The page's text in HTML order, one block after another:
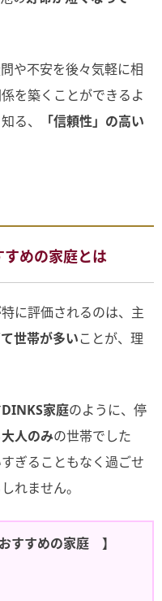
や不安を後々気軽に相
を築くことができるよ
る、
「信頼性」の高い
めの家庭とは
に評価されるのは、主
世帯が多いことが、理
DINKS家庭のように、停
人のみの世帯でした
ぎることもなく過ごせ
れません。
すすめの家庭 】